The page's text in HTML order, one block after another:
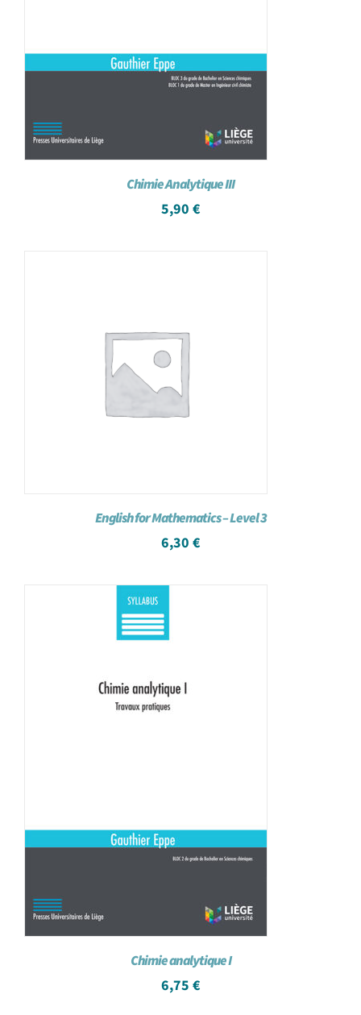
Chimie Analytique III
5,90 €
English for Mathematics – Level 3
6,30 €
Chimie analytique I
6,75 €